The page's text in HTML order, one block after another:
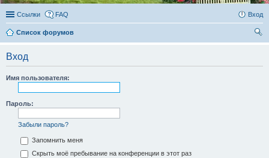
Ссылки FAQ Вход
Список форумов
Вход
Имя пользователя:
Пароль:
Забыли пароль?
Запомнить меня
Скрыть моё пребывание на конференции в этот раз